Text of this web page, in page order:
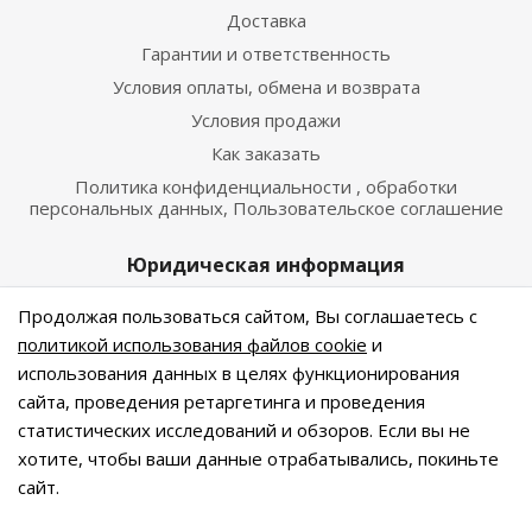
Юридическая информация
г. Санкт-Петербург, м. Автово, Кронштадская, д.11
ОГРН 316784700214256
Доставка
Гарантии и ответственность
Условия оплаты, обмена и возврата
Условия продажи
Как заказать
Политика конфиденциальности , обработки
персональных данных, Пользовательское соглашение
© 2026 Льняные мотивы. Интернет-магазин
натуральных тканей
Информация, представленная на сайте не является
Продолжая пользоваться сайтом, Вы соглашаетесь с
политикой использования файлов cookie и
использования данных в целях функционирования
сайта, проведения ретаргетинга и проведения
статистических исследований и обзоров. Если вы не
хотите, чтобы ваши данные отрабатывались, покиньте
сайт.